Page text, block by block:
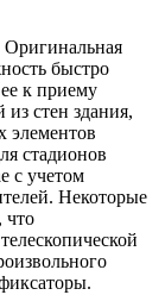
Оригинальная
быстро
к приему
из стен здания,
элементов
стадионов
с учетом
Некоторые
что